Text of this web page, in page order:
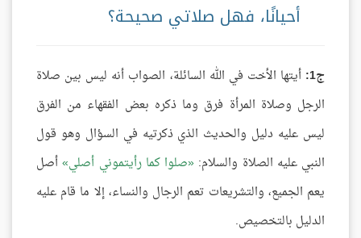
أحيانًا، فهل صلاتي صحيحة؟
ج1:
أيتها الأخت في الله السائلة، الصواب أنه ليس بين صلاة
الرجل وصلاة المرأة فرق وما ذكره بعض الفقهاء من الفرق
ليس عليه دليل والحديث الذي ذكرتيه في السؤال وهو قول
النبي عليه الصلاة والسلام: صلوا كما رأيتموني أصلي أصل
يعم الجميع، والتشريعات تعم الرجال والنساء، إلا ما قام عليه
الدليل بالتخصيص.